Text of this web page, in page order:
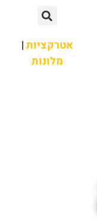
אטרקציות|
מלונות